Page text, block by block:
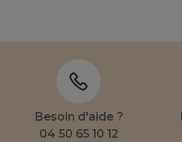
Besoin d'aide ?
04 50 65 10 12